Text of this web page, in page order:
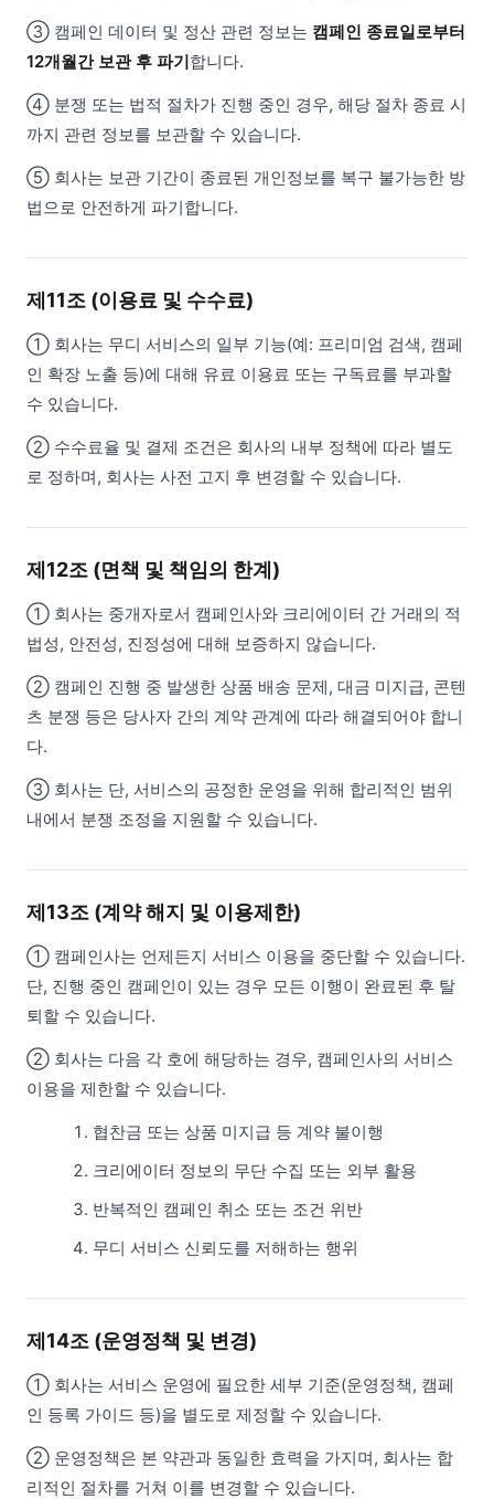
③ 캠페인 데이터 및 정산 관련 정보는 캠페인 종료일로부터
12개월간 보관 후 파기합니다.
④ 분쟁 또는 법적 절차가 진행 중인 경우, 해당 절차 종료 시
까지 관련 정보를 보관할 수 있습니다.
⑤ 회사는 보관 기간이 종료된 개인정보를 복구 불가능한 방
법으로 안전하게 파기합니다.
제11조 (이용료 및 수수료)
① 회사는 무디 서비스의 일부 기능(예: 프리미엄 검색, 캠페
인 확장 노출 등)에 대해 유료 이용료 또는 구독료를 부과할
수 있습니다.
② 수수료율 및 결제 조건은 회사의 내부 정책에 따라 별도
로 정하며, 회사는 사전 고지 후 변경할 수 있습니다.
제12조 (면책 및 책임의 한계)
① 회사는 중개자로서 캠페인사와 크리에이터 간 거래의 적
법성, 안전성, 진정성에 대해 보증하지 않습니다.
② 캠페인 진행 중 발생한 상품 배송 문제, 대금 미지급, 콘텐
츠 분쟁 등은 당사자 간의 계약 관계에 따라 해결되어야 합니
다.
③ 회사는 단, 서비스의 공정한 운영을 위해 합리적인 범위
내에서 분쟁 조정을 지원할 수 있습니다.
제13조 (계약 해지 및 이용제한)
① 캠페인사는 언제든지 서비스 이용을 중단할 수 있습니다.
단, 진행 중인 캠페인이 있는 경우 모든 이행이 완료된 후 탈
퇴할 수 있습니다.
② 회사는 다음 각 호에 해당하는 경우, 캠페인사의 서비스
이용을 제한할 수 있습니다.
협찬금 또는 상품 미지급 등 계약 불이행
크리에이터 정보의 무단 수집 또는 외부 활용
반복적인 캠페인 취소 또는 조건 위반
무디 서비스 신뢰도를 저해하는 행위
제14조 (운영정책 및 변경)
① 회사는 서비스 운영에 필요한 세부 기준(운영정책, 캠페
인 등록 가이드 등)을 별도로 제정할 수 있습니다.
② 운영정책은 본 약관과 동일한 효력을 가지며, 회사는 합
리적인 절차를 거쳐 이를 변경할 수 있습니다.